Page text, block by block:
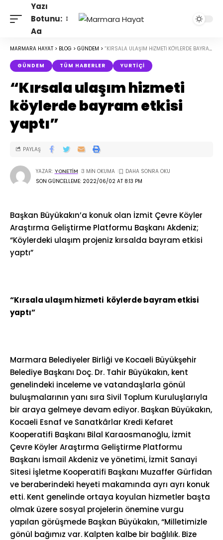
Yazı
Botunu:
Aa
MARMARA HAYAT > BLOG > GÜNDEM > “KIRSALA ULAŞIM HIZMETI KÖYLERDE BAYRAM ETKISI YAPTI”
GÜNDEM TÜM HABERLER YURTIÇI
“Kırsala ulaşım hizmeti
köylerde bayram etkisi
yaptı”
SON GÜNCELLEME: 2022/06/02 AT 8:13 PM
YAZAR: YONETIM 3 MIN OKUMA
PAYLAŞ
Başkan Büyükakın’a konuk olan İzmit Çevre Köyler
Araştırma Geliştirme Platformu Başkanı Akdeniz;
“Köylerdeki ulaşım projeniz kırsalda bayram etkisi
yaptı”
“Kırsala ulaşım hizmeti köylerde bayram etkisi
yaptı”
Marmara Belediyeler Birliği ve Kocaeli Büyükşehir
Belediye Başkanı Doç. Dr. Tahir Büyükakın, kent
genelindeki inceleme ve vatandaşlarla gönül
buluşmalarının yanı sıra Sivil Toplum Kuruluşlarıyla
bir araya gelmeye devam ediyor. Başkan Büyükakın,
Kocaeli Esnaf ve Sanatkârlar Kredi Kefaret
Kooperatifi Başkanı Bilal Karaosmanoğlu, İzmit
Çevre Köyler Araştırma Geliştirme Platformu
Başkanı İsmail Akdeniz ve yönetimi, İzmit Sanayi
Sitesi İşletme Kooperatifi Başkanı Muzaffer Gürfidan
ve beraberindeki heyeti makamında ayrı ayrı konuk
etti. Kent genelinde ortaya koyulan hizmetler başta
olmak üzere sosyal projelerin önemine vurgu
yapılan görüşmede Başkan Büyükakın, “Milletimizle
gönül bağımız var. Kalpten kalbe bir bağlılık. Bize